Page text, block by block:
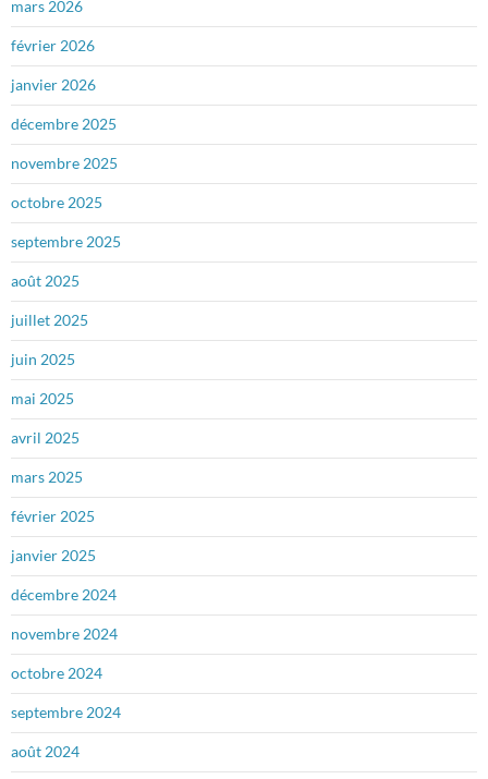
mars 2026
février 2026
janvier 2026
décembre 2025
novembre 2025
octobre 2025
septembre 2025
août 2025
juillet 2025
juin 2025
mai 2025
avril 2025
mars 2025
février 2025
janvier 2025
décembre 2024
novembre 2024
octobre 2024
septembre 2024
août 2024